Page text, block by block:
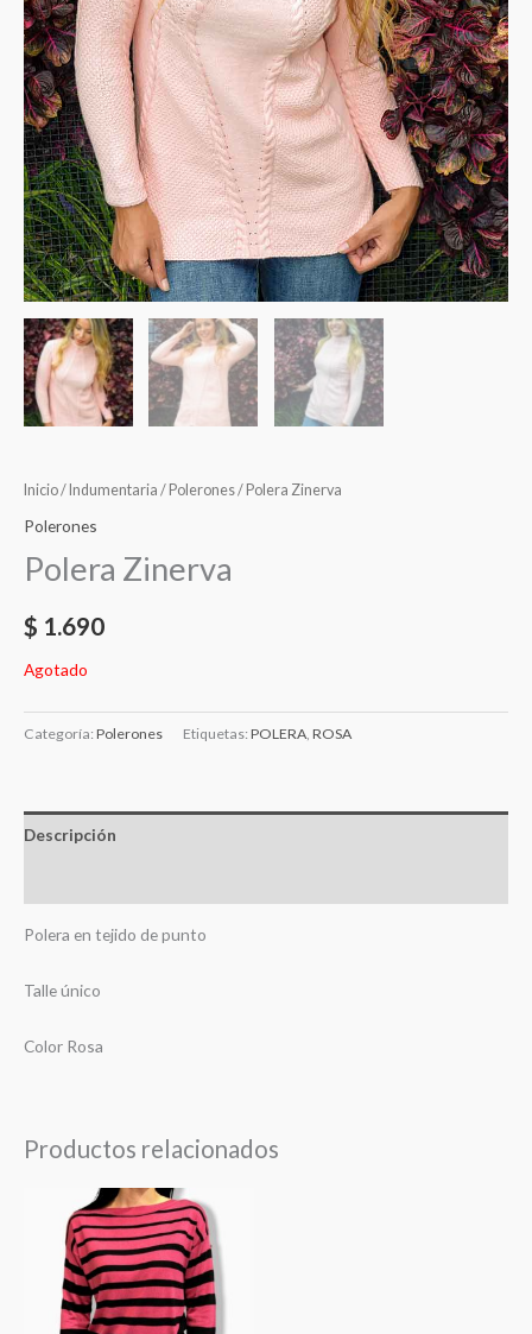
Inicio/ Indumentaria / Polerones/ Polera Zinerva
Polerones
Polera Zinerva
$ 1.690
Agotado
Categoría: Polerones Etiquetas: POLERA ROSA
Descripción
Polera en tejido de punto
Talle único
Color Rosa
Productos relacionados